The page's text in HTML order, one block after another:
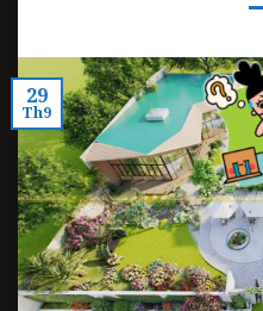
29
Th9